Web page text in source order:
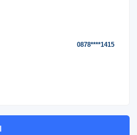
0878****1415